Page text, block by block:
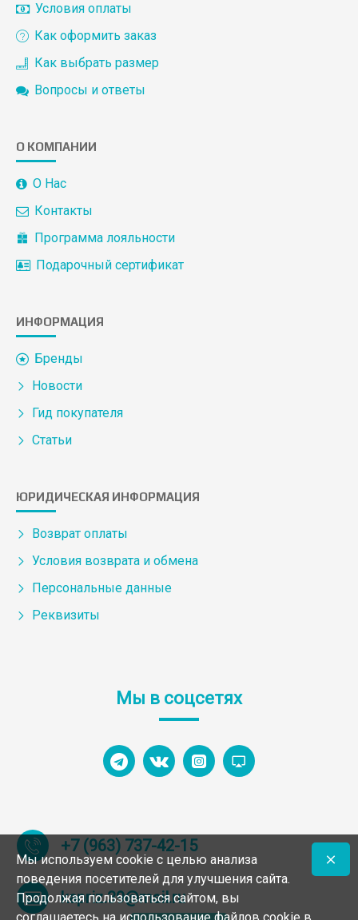
Условия оплаты
Как оформить заказ
Как выбрать размер
Вопросы и ответы
О КОМПАНИИ
О Нас
Контакты
Программа лояльности
Подарочный сертификат
ИНФОРМАЦИЯ
Бренды
Новости
Гид покупателя
Статьи
ЮРИДИЧЕСКАЯ ИНФОРМАЦИЯ
Возврат оплаты
Условия возврата и обмена
Персональные данные
Реквизиты
Мы в соцсетях
+7 (963) 737-42-15
kapriz.39@mail.ru
Мы используем cookie с целью анализа
поведения посетителей для улучшения сайта.
Продолжая пользоваться сайтом, вы